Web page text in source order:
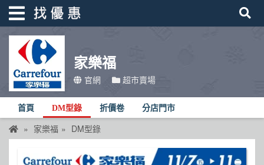
家樂福
官網 超市賣場
首頁 DM型錄 折價卷 分店門市
家樂福 DM型錄
找優惠
首頁
優惠活動
折價卷
線上DM